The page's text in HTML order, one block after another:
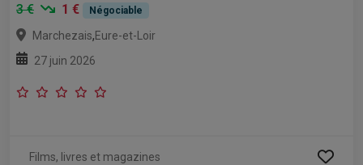
3 €
1 € Négociable
Marchezais,Eure-et-Loir
27 juin 2026
Films, livres et magazines